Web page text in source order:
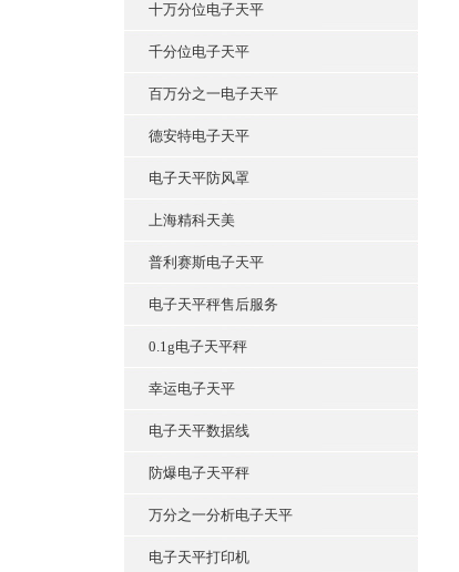
十万分位电子天平
千分位电子天平
百万分之一电子天平
德安特电子天平
电子天平防风罩
上海精科天美
普利赛斯电子天平
电子天平秤售后服务
0.1g电子天平秤
幸运电子天平
电子天平数据线
防爆电子天平秤
万分之一分析电子天平
电子天平打印机